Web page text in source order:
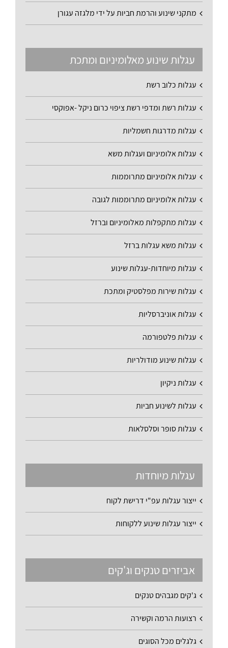
מתקני שינוע והרמת חביות על ידי מלגזה עגורן
עגלות שינוע מאלומיניום ומתכת
עגלות כלוב רשת
עגלות רשת ומדפי רשת ציפוי כרום ניקל -אפוקסי
עגלות מדרגות חשמליות
עגלות אלומיניום ועגלות משא
עגלות אלומיניום מתרוממות
עגלות אלומיניום מתרוממות לגובה
עגלות מתקפלות מאלומיניום וברזל
עגלות משא עגלות ברזל
עגלות מיוחדות-עגלות שינוע
עגלות שירות מפלסטיק ומתכת
עגלות אוניברסליות
עגלות פלטפורמה
עגלות שינוע מודולריות
עגלות ניקיון
עגלות לשינוע חביות
עגלות סופר וסלסלאות
עגלות מיוחדות
ייצור עגלות עפ"י דרישת לקוח
ייצור עגלות שינוע ללקוחות
אביזרים טנקים וג'קים
ג'קים מגבהים טנקים
רצועות הרמה וקשירה
גלגלים מכל הסוגים